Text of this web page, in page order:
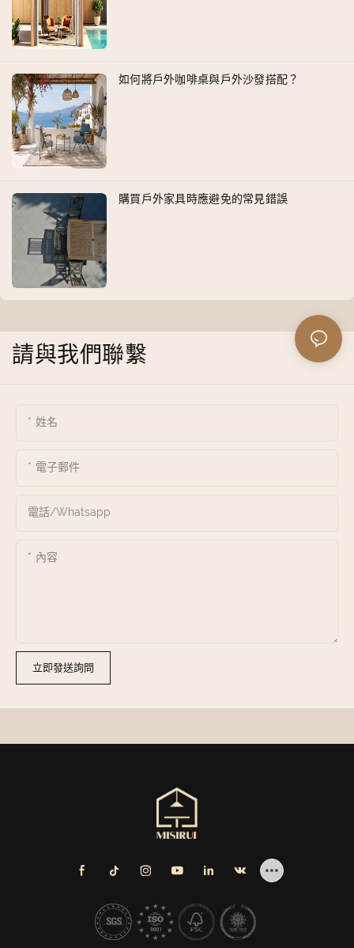
如何將戶外咖啡桌與戶外沙發搭配？
購買戶外家具時應避免的常見錯誤
請與我們聯繫
姓名
電子郵件
電話/whatsapp
內容
立即發送詢問